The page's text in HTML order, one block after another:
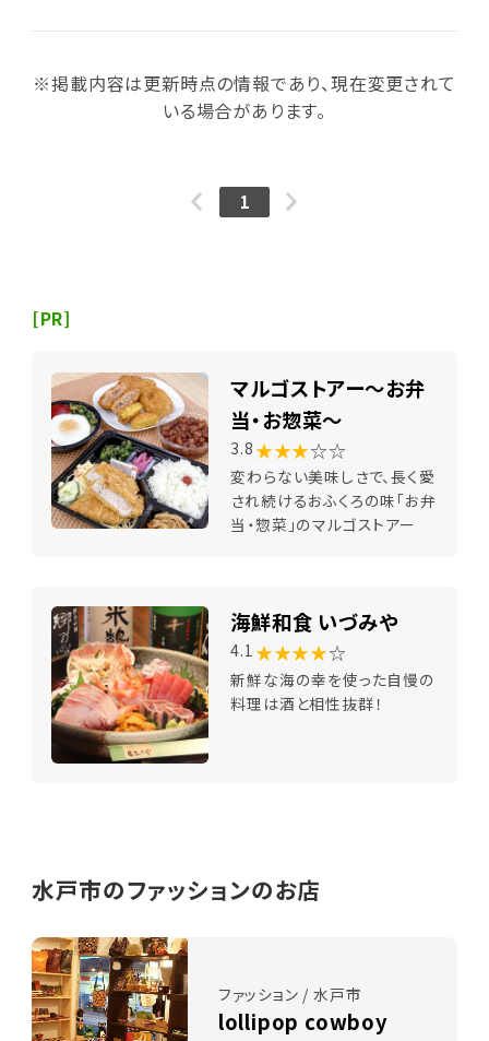
※掲載内容は更新時点の情報であり、現在変更されて
いる場合があります。
1
[PR]
マルゴストアー～お弁
当・お惣菜～
3.8 ★★★☆☆
変わらない美味しさで、長く愛
され続けるおふくろの味「お弁
当・惣菜」のマルゴストアー
海鮮和食 いづみや
4.1 ★★★★☆
新鮮な海の幸を使った自慢の
料理は酒と相性抜群！
水戸市のファッションのお店
ファッション / 水戸市
lollipop cowboy